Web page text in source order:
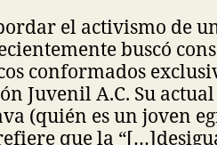
el activismo de
buscó
conformados
Juvenil A.C. Su
(quién es un joven
que la